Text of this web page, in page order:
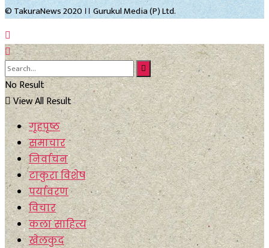
© TakuraNews 2020 ।। Gurukul Media (P) Ltd.
No Result
View All Result
गृहपृष्ठ
समाचार
निर्वाचन
टाकुरा विशेष
पर्यावरण
विचार
कला साहित्य
खेलकुद